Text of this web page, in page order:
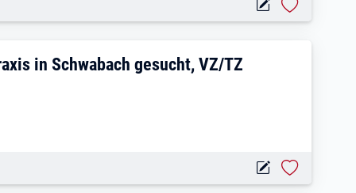
Gemeinschaftspraxis in
in Schwabach gesucht, VZ/TZ